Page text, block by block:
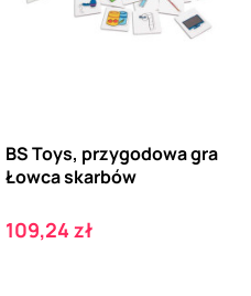
BS Toys, przygodowa gra
Łowca skarbów
Cena
109,24 zł